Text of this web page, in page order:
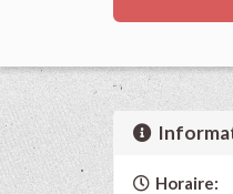
Horaire: